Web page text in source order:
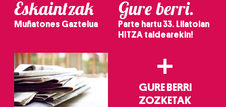
Eskaintzak
Muñatones Gaztelua
Gure berri.
Parte hartu 33. Lilatoian
HITZA taldearekin!
+
GURE BERRI
ZOZKETAK